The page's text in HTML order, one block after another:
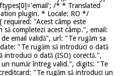
/* * Translated
plugin. * Locale: RO */
required: "Acest câmp este
completezi acest câmp.", email:
email validă", url: "Te rugăm sa
"Te rugăm să introduci o dată
introduci o dată (ISO) corectă.",
număr întreg valid.", digits: "Te
"Te rugăm să introduci un